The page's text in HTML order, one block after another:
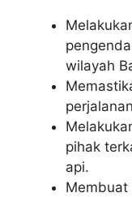
wilayah
pihak
api.
Membuat